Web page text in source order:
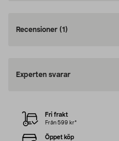
Recensioner (1)
Experten svarar
Fri frakt
Från 599 kr*
Öppet köp